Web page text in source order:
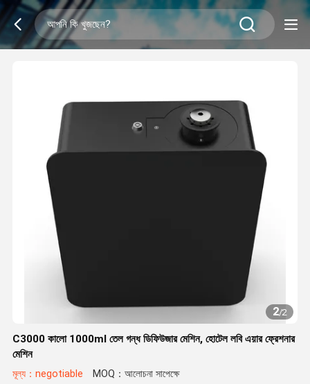
2/2
C3000 কালো 1000ml তেল গন্ধ ডিফিউজার মেশিন, হোটেল লবি এয়ার ফ্রেশনার
মেশিন
মূল্য：negotiable MOQ：আলোচনা সাপেক্ষে